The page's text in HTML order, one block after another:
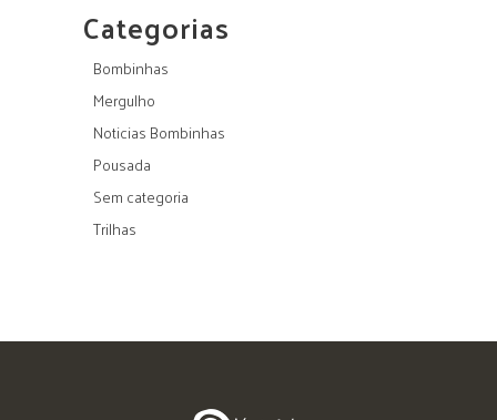
Categorias
Bombinhas
Mergulho
Noticias Bombinhas
Pousada
Sem categoria
Trilhas